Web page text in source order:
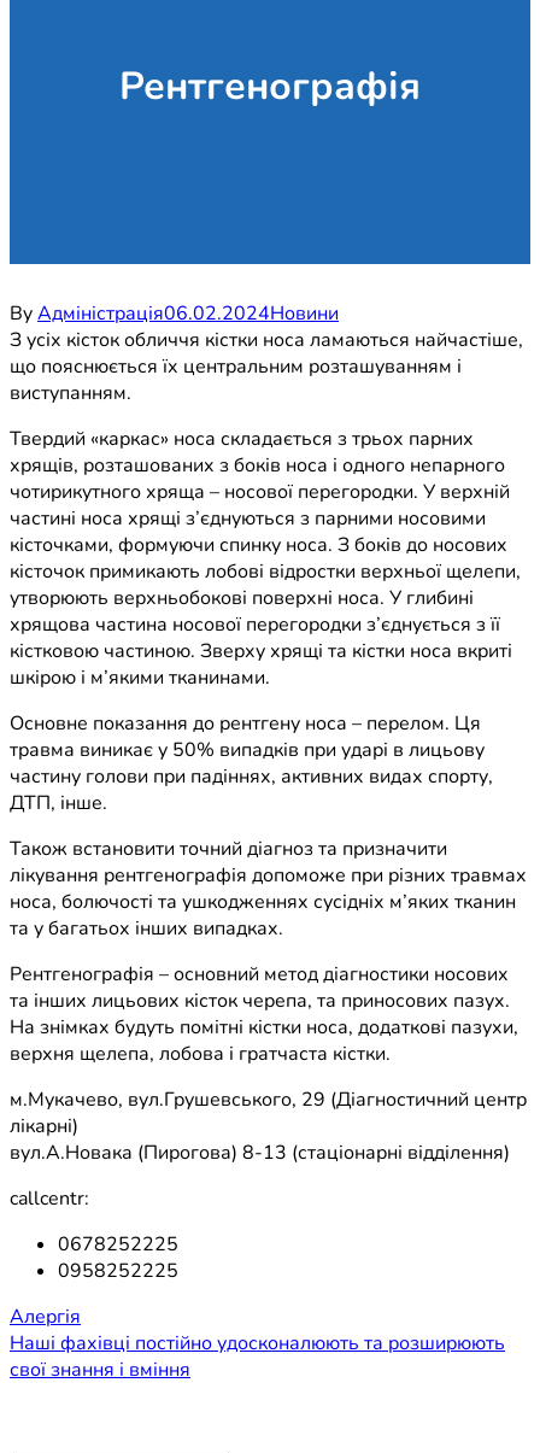
Рентгенографія
ByАдміністрація06.02.2024Новини
З усіх кісток обличчя кістки носа ламаються найчастіше,
що пояснюється їх центральним розташуванням і
виступанням.
Твердий «каркас» носа складається з трьох парних
хрящів, розташованих з боків носа і одного непарного
чотирикутного хряща – носової перегородки. У верхній
частині носа хрящі з’єднуються з парними носовими
кісточками, формуючи спинку носа. З боків до носових
кісточок примикають лобові відростки верхньої щелепи,
утворюють верхньобокові поверхні носа. У глибині
хрящова частина носової перегородки з’єднується з її
кістковою частиною. Зверху хрящі та кістки носа вкриті
шкірою і м’якими тканинами.
Основне показання до рентгену носа – перелом. Ця
травма виникає у 50% випадків при ударі в лицьову
частину голови при падіннях, активних видах спорту,
ДТП, інше.
Також встановити точний діагноз та призначити
лікування рентгенографія допоможе при різних травмах
носа, болючості та ушкодженнях сусідніх м’яких тканин
та у багатьох інших випадках.
Рентгенографія – основний метод діагностики носових
та інших лицьових кісток черепа, та приносових пазух.
На знімках будуть помітні кістки носа, додаткові пазухи,
верхня щелепа, лобова і гратчаста кістки.
м.Мукачево, вул.Грушевського, 29 (Діагностичний центр
лікарні)
вул.А.Новака (Пирогова) 8-13 (стаціонарні відділення)
callcentr:
0678252225
0958252225
Навігація
записів
Алергія
Наші фахівці постійно удосконалюють та розширюють
свої знання і вміння